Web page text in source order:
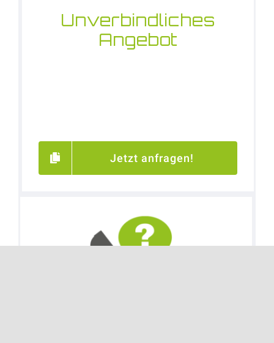
Unverbindliches
Angebot
Jetzt anfragen!